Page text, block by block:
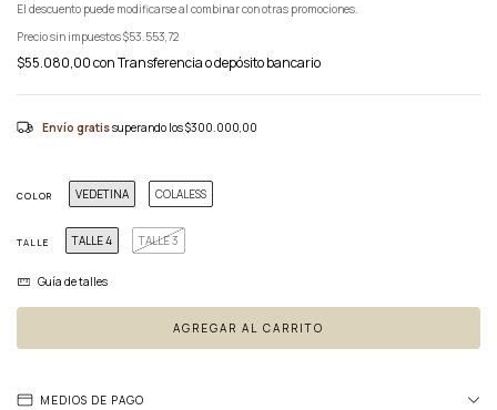
El descuento puede modificarse al combinar con otras promociones.
Precio sin impuestos$53.553,72
$55.080,00conTransferencia o depósito bancario
Envío gratissuperando los$300.000,00
COLOR VEDETINA COLALESS
TALLE TALLE 4 TALLE 3
Guía de talles
MEDIOS DE PAGO